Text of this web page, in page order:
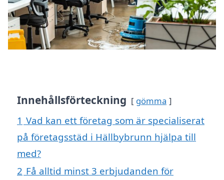
Innehållsförteckning gömma
1 Vad kan ett företag som är specialiserat
på företagsstäd i Hällbybrunn hjälpa till
med?
2 Få alltid minst 3 erbjudanden för